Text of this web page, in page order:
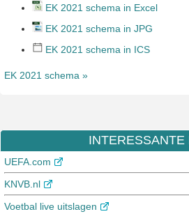
EK 2021 schema in Excel
EK 2021 schema in JPG
EK 2021 schema in ICS
EK 2021 schema »
INTERESSANTE
UEFA.com
KNVB.nl
Voetbal live uitslagen